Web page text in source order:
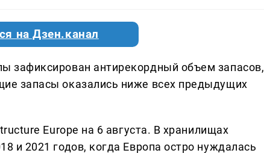
на Дзен.канал
зафиксирован антирекордный объем запасов,
запасы оказались ниже всех предыдущих
Europe на 6 августа. В хранилищах
и 2021 годов, когда Европа остро нуждалась